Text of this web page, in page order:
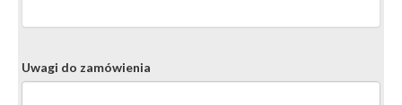
Uwagi do zamówienia